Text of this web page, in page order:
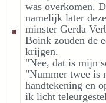
was overkomen.
namelijk later
minster Gerda
Boink zouden de
krijgen.
"Nee, dat is mijn
"Nummer twee is
handtekening en
ik licht